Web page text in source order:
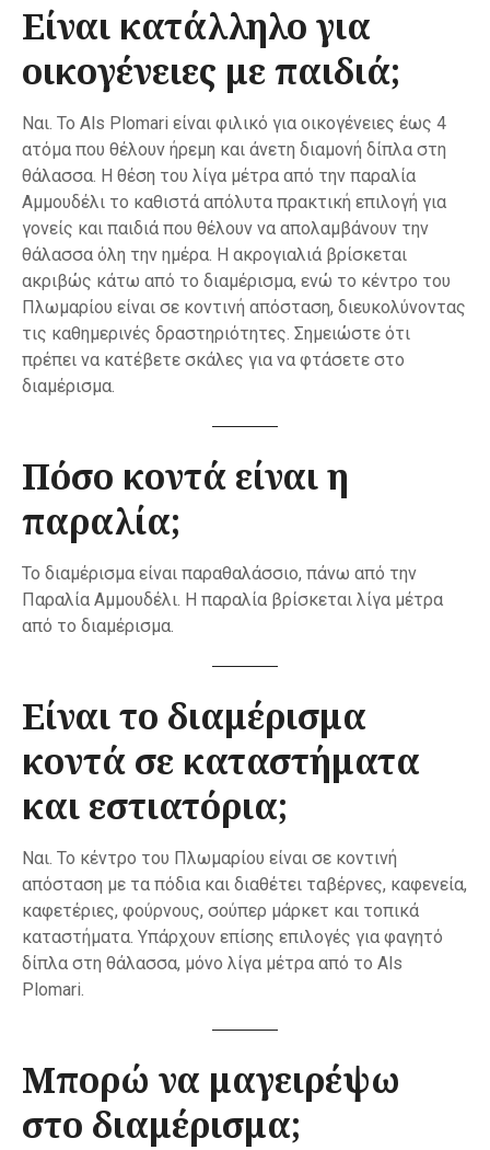
Είναι κατάλληλο για
οικογένειες με παιδιά;
Ναι. Το Als Plomari είναι φιλικό για οικογένειες έως 4
ατόμα που θέλουν ήρεμη και άνετη διαμονή δίπλα στη
θάλασσα. Η θέση του λίγα μέτρα από την παραλία
Αμμουδέλι το καθιστά απόλυτα πρακτική επιλογή για
γονείς και παιδιά που θέλουν να απολαμβάνουν την
θάλασσα όλη την ημέρα. Η ακρογιαλιά βρίσκεται
ακριβώς κάτω από το διαμέρισμα, ενώ το κέντρο του
Πλωμαρίου είναι σε κοντινή απόσταση, διευκολύνοντας
τις καθημερινές δραστηριότητες. Σημειώστε ότι
πρέπει να κατέβετε σκάλες για να φτάσετε στο
διαμέρισμα.
Πόσο κοντά είναι η
παραλία;
Το διαμέρισμα είναι παραθαλάσσιο, πάνω από την
Παραλία Αμμουδέλι. Η παραλία βρίσκεται λίγα μέτρα
από το διαμέρισμα.
Είναι το διαμέρισμα
κοντά σε καταστήματα
και εστιατόρια;
Ναι. Το κέντρο του Πλωμαρίου είναι σε κοντινή
απόσταση με τα πόδια και διαθέτει ταβέρνες, καφενεία,
καφετέριες, φούρνους, σούπερ μάρκετ και τοπικά
καταστήματα. Υπάρχουν επίσης επιλογές για φαγητό
δίπλα στη θάλασσα, μόνο λίγα μέτρα από το Als
Plomari.
Μπορώ να μαγειρέψω
στο διαμέρισμα;